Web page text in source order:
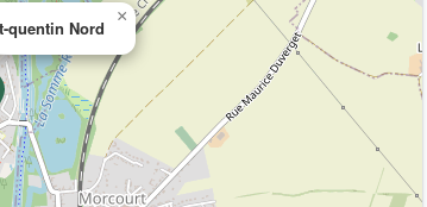
quentin Nord
×